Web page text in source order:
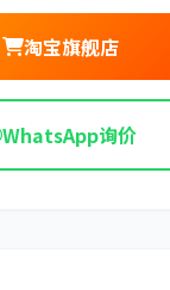
淘宝旗舰店
WhatsApp询价